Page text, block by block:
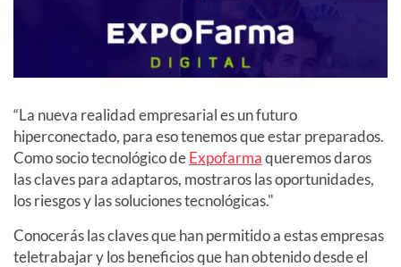
“La nueva realidad empresarial es un futuro
hiperconectado, para eso tenemos que estar preparados.
Como socio tecnológico deExpofarmaqueremos daros
las claves para adaptaros, mostraros las oportunidades,
los riesgos y las soluciones tecnológicas."
Conocerás las claves que han permitido a estas empresas
teletrabajar y los beneficios que han obtenido desde el